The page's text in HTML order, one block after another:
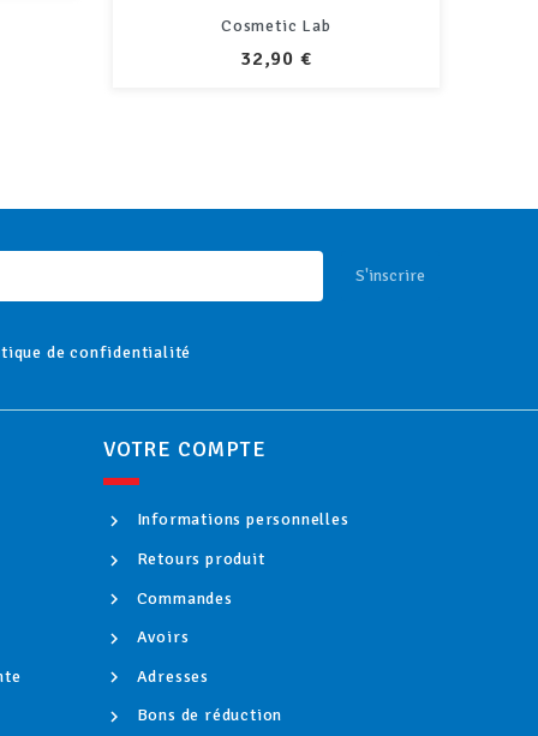
S'inscrire
de confidentialité
VOTRE COMPTE
Informations personnelles
Retours produit
Commandes
Avoirs
Adresses
Bons de réduction